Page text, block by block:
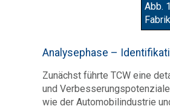
Abb.
Analysephase –
Zunächst führte TCW eine
und
wie der Automobilindustrie